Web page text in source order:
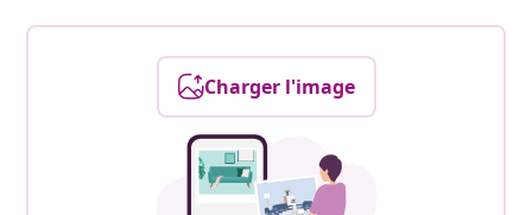
Charger l'image